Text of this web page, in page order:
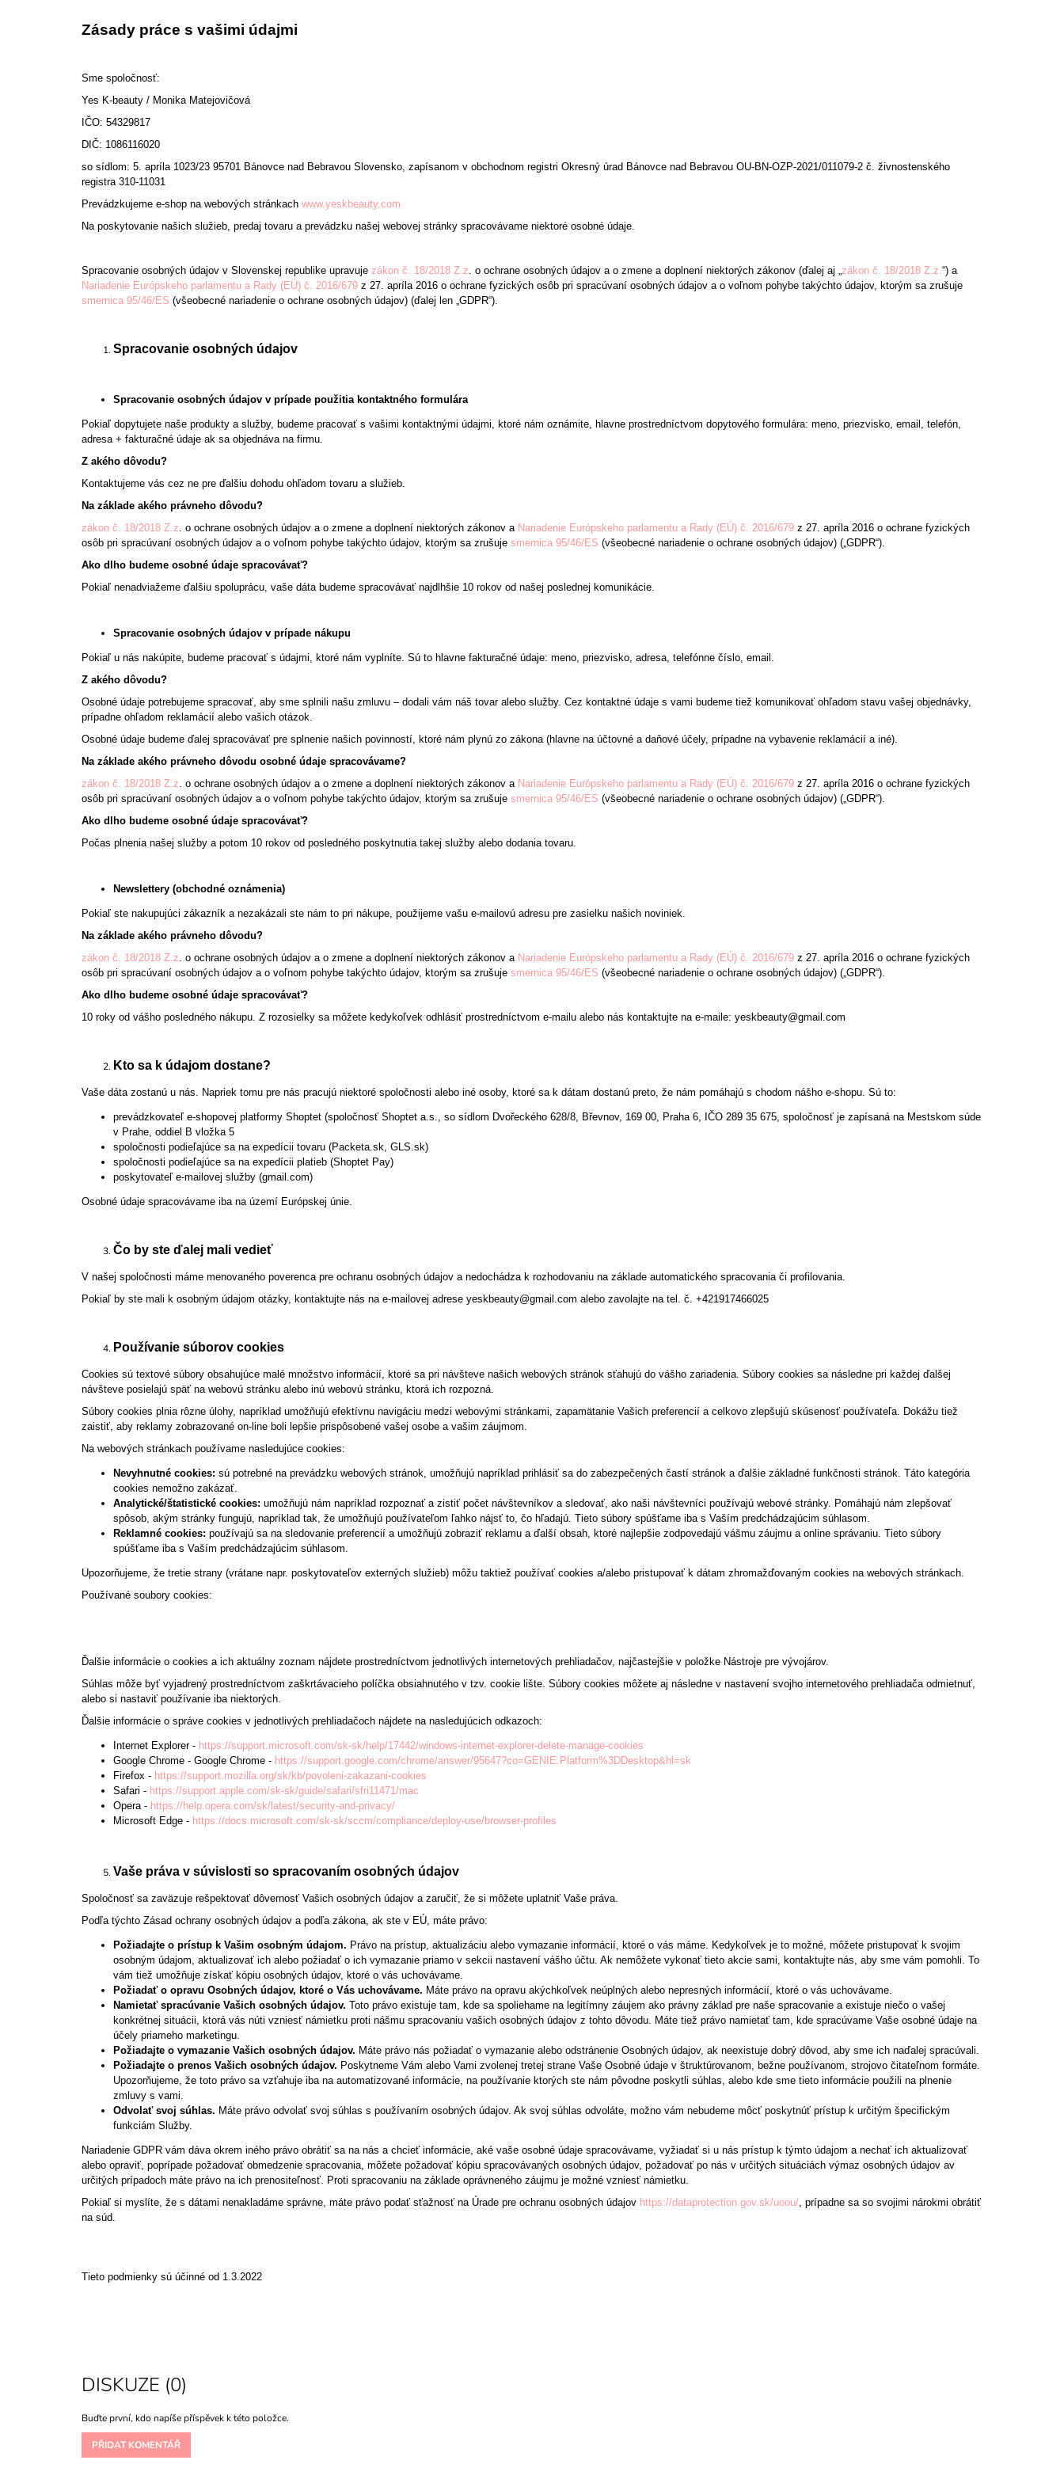
Zásady práce s vašimi údajmi
Sme spoločnosť:
Yes K-beauty / Monika Matejovičová
IČO: 54329817
DIČ: 1086116020
so sídlom: 5. apríla 1023/23 95701 Bánovce nad Bebravou Slovensko, zapísanom v obchodnom registri Okresný úrad Bánovce nad Bebravou OU-BN-OZP-2021/011079-2 č. živnostenského
registra 310-11031
Prevádzkujeme e-shop na webových stránkach www.yeskbeauty.com
Na poskytovanie našich služieb, predaj tovaru a prevádzku našej webovej stránky spracovávame niektoré osobné údaje.
Spracovanie osobných údajov v Slovenskej republike upravuje zákon č. 18/2018 Z.z . o ochrane osobných údajov a o zmene a doplnení niektorých zákonov (ďalej aj „ zákon č. 18/2018 Z.z. “) a
Nariadenie Európskeho parlamentu a Rady (EÚ) č. 2016/679 z 27. apríla 2016 o ochrane fyzických osôb pri spracúvaní osobných údajov a o voľnom pohybe takýchto údajov, ktorým sa zrušuje
smernica 95/46/ES (všeobecné nariadenie o ochrane osobných údajov) (ďalej len „GDPR“).
Spracovanie osobných údajov
Spracovanie osobných údajov v prípade použitia kontaktného formulára
Pokiaľ dopytujete naše produkty a služby, budeme pracovať s vašimi kontaktnými údajmi, ktoré nám oznámite, hlavne prostredníctvom dopytového formulára: meno, priezvisko, email, telefón,
adresa + fakturačné údaje ak sa objednáva na firmu.
Z akého dôvodu?
Kontaktujeme vás cez ne pre ďalšiu dohodu ohľadom tovaru a služieb.
Na základe akého právneho dôvodu?
zákon č. 18/2018 Z.z . o ochrane osobných údajov a o zmene a doplnení niektorých zákonov a Nariadenie Európskeho parlamentu a Rady (EÚ) č. 2016/679 z 27. apríla 2016 o ochrane fyzických
osôb pri spracúvaní osobných údajov a o voľnom pohybe takýchto údajov, ktorým sa zrušuje smernica 95/46/ES (všeobecné nariadenie o ochrane osobných údajov) („GDPR“).
Ako dlho budeme osobné údaje spracovávať?
Pokiaľ nenadviažeme ďalšiu spoluprácu, vaše dáta budeme spracovávať najdlhšie 10 rokov od našej poslednej komunikácie.
Spracovanie osobných údajov v prípade nákupu
Pokiaľ u nás nakúpite, budeme pracovať s údajmi, ktoré nám vyplníte. Sú to hlavne fakturačné údaje: meno, priezvisko, adresa, telefónne číslo, email.
Z akého dôvodu?
Osobné údaje potrebujeme spracovať, aby sme splnili našu zmluvu – dodali vám náš tovar alebo služby. Cez kontaktné údaje s vami budeme tiež komunikovať ohľadom stavu vašej objednávky,
prípadne ohľadom reklamácií alebo vašich otázok.
Osobné údaje budeme ďalej spracovávať pre splnenie našich povinností, ktoré nám plynú zo zákona (hlavne na účtovné a daňové účely, prípadne na vybavenie reklamácií a iné).
Na základe akého právneho dôvodu osobné údaje spracovávame?
zákon č. 18/2018 Z.z . o ochrane osobných údajov a o zmene a doplnení niektorých zákonov a Nariadenie Európskeho parlamentu a Rady (EÚ) č. 2016/679 z 27. apríla 2016 o ochrane fyzických
osôb pri spracúvaní osobných údajov a o voľnom pohybe takýchto údajov, ktorým sa zrušuje smernica 95/46/ES (všeobecné nariadenie o ochrane osobných údajov) („GDPR“).
Ako dlho budeme osobné údaje spracovávať?
Počas plnenia našej služby a potom 10 rokov od posledného poskytnutia takej služby alebo dodania tovaru.
Newslettery (obchodné oznámenia)
Pokiaľ ste nakupujúci zákazník a nezakázali ste nám to pri nákupe, použijeme vašu e-mailovú adresu pre zasielku našich noviniek.
Na základe akého právneho dôvodu?
zákon č. 18/2018 Z.z . o ochrane osobných údajov a o zmene a doplnení niektorých zákonov a Nariadenie Európskeho parlamentu a Rady (EÚ) č. 2016/679 z 27. apríla 2016 o ochrane fyzických
osôb pri spracúvaní osobných údajov a o voľnom pohybe takýchto údajov, ktorým sa zrušuje smernica 95/46/ES (všeobecné nariadenie o ochrane osobných údajov) („GDPR“).
Ako dlho budeme osobné údaje spracovávať?
10 roky od vášho posledného nákupu. Z rozosielky sa môžete kedykoľvek odhlásiť prostredníctvom e-mailu alebo nás kontaktujte na e-maile: yeskbeauty@gmail.com
Kto sa k údajom dostane?
Vaše dáta zostanú u nás. Napriek tomu pre nás pracujú niektoré spoločnosti alebo iné osoby, ktoré sa k dátam dostanú preto, že nám pomáhajú s chodom nášho e-shopu. Sú to:
prevádzkovateľ e-shopovej platformy Shoptet (spoločnosť Shoptet a.s., so sídlom Dvořeckého 628/8, Břevnov, 169 00, Praha 6, IČO 289 35 675, spoločnosť je zapísaná na Mestskom súde
v Prahe, oddiel B vložka 5
spoločnosti podieľajúce sa na expedícii tovaru (Packeta.sk, GLS.sk)
spoločnosti podieľajúce sa na expedícii platieb (Shoptet Pay)
poskytovateľ e-mailovej služby (gmail.com)
Osobné údaje spracovávame iba na území Európskej únie.
Čo by ste ďalej mali vedieť
V našej spoločnosti máme menovaného poverenca pre ochranu osobných údajov a nedochádza k rozhodovaniu na základe automatického spracovania či profilovania.
Pokiaľ by ste mali k osobným údajom otázky, kontaktujte nás na e-mailovej adrese yeskbeauty@gmail.com alebo zavolajte na tel. č. +421917466025
Používanie súborov cookies
Cookies sú textové súbory obsahujúce malé množstvo informácií, ktoré sa pri návšteve našich webových stránok sťahujú do vášho zariadenia. Súbory cookies sa následne pri každej ďalšej
návšteve posielajú späť na webovú stránku alebo inú webovú stránku, ktorá ich rozpozná.
Súbory cookies plnia rôzne úlohy, napríklad umožňujú efektívnu navigáciu medzi webovými stránkami, zapamätanie Vašich preferencií a celkovo zlepšujú skúsenosť používateľa. Dokážu tiež
zaistiť, aby reklamy zobrazované on-line boli lepšie prispôsobené vašej osobe a vašim záujmom.
Na webových stránkach používame nasledujúce cookies:
Nevyhnutné cookies: sú potrebné na prevádzku webových stránok, umožňujú napríklad prihlásiť sa do zabezpečených častí stránok a ďalšie základné funkčnosti stránok. Táto kategória
cookies nemožno zakázať.
Analytické/štatistické cookies: umožňujú nám napríklad rozpoznať a zistiť počet návštevníkov a sledovať, ako naši návštevníci používajú webové stránky. Pomáhajú nám zlepšovať
spôsob, akým stránky fungujú, napríklad tak, že umožňujú používateľom ľahko nájsť to, čo hľadajú. Tieto súbory spúšťame iba s Vaším predchádzajúcim súhlasom.
Reklamné cookies: používajú sa na sledovanie preferencií a umožňujú zobraziť reklamu a ďalší obsah, ktoré najlepšie zodpovedajú vášmu záujmu a online správaniu. Tieto súbory
spúšťame iba s Vaším predchádzajúcim súhlasom.
Upozorňujeme, že tretie strany (vrátane napr. poskytovateľov externých služieb) môžu taktiež používať cookies a/alebo pristupovať k dátam zhromažďovaným cookies na webových stránkach.
Používané soubory cookies:
Ďalšie informácie o cookies a ich aktuálny zoznam nájdete prostredníctvom jednotlivých internetových prehliadačov, najčastejšie v položke Nástroje pre vývojárov.
Súhlas môže byť vyjadrený prostredníctvom zaškrtávacieho políčka obsiahnutého v tzv. cookie lište. Súbory cookies môžete aj následne v nastavení svojho internetového prehliadača odmietnuť,
alebo si nastaviť používanie iba niektorých.
Ďalšie informácie o správe cookies v jednotlivých prehliadačoch nájdete na nasledujúcich odkazoch:
Internet Explorer - https://support.microsoft.com/sk-sk/help/17442/windows-internet-explorer-delete-manage-cookies
Google Chrome - Google Chrome - https://support.google.com/chrome/answer/95647?co=GENIE.Platform%3DDesktop&hl=sk
Firefox - https://support.mozilla.org/sk/kb/povoleni-zakazani-cookies
Safari - https://support.apple.com/sk-sk/guide/safari/sfri11471/mac
Opera - https://help.opera.com/sk/latest/security-and-privacy/
Microsoft Edge - https://docs.microsoft.com/sk-sk/sccm/compliance/deploy-use/browser-profiles
Vaše práva v súvislosti so spracovaním osobných údajov
Spoločnosť sa zaväzuje rešpektovať dôvernosť Vašich osobných údajov a zaručiť, že si môžete uplatniť Vaše práva.
Podľa týchto Zásad ochrany osobných údajov a podľa zákona, ak ste v EÚ, máte právo:
Požiadajte o prístup k Vašim osobným údajom. Právo na prístup, aktualizáciu alebo vymazanie informácií, ktoré o vás máme. Kedykoľvek je to možné, môžete pristupovať k svojim
osobným údajom, aktualizovať ich alebo požiadať o ich vymazanie priamo v sekcii nastavení vášho účtu. Ak nemôžete vykonať tieto akcie sami, kontaktujte nás, aby sme vám pomohli. To
vám tiež umožňuje získať kópiu osobných údajov, ktoré o vás uchovávame.
Požiadať o opravu Osobných údajov, ktoré o Vás uchovávame. Máte právo na opravu akýchkoľvek neúplných alebo nepresných informácií, ktoré o vás uchovávame.
Namietať spracúvanie Vašich osobných údajov. Toto právo existuje tam, kde sa spoliehame na legitímny záujem ako právny základ pre naše spracovanie a existuje niečo o vašej
konkrétnej situácii, ktorá vás núti vzniesť námietku proti nášmu spracovaniu vašich osobných údajov z tohto dôvodu. Máte tiež právo namietať tam, kde spracúvame Vaše osobné údaje na
účely priameho marketingu.
Požiadajte o vymazanie Vašich osobných údajov. Máte právo nás požiadať o vymazanie alebo odstránenie Osobných údajov, ak neexistuje dobrý dôvod, aby sme ich naďalej spracúvali.
Požiadajte o prenos Vašich osobných údajov. Poskytneme Vám alebo Vami zvolenej tretej strane Vaše Osobné údaje v štruktúrovanom, bežne používanom, strojovo čitateľnom formáte.
Upozorňujeme, že toto právo sa vzťahuje iba na automatizované informácie, na používanie ktorých ste nám pôvodne poskytli súhlas, alebo kde sme tieto informácie použili na plnenie
zmluvy s vami.
Odvolať svoj súhlas. Máte právo odvolať svoj súhlas s používaním osobných údajov. Ak svoj súhlas odvoláte, možno vám nebudeme môcť poskytnúť prístup k určitým špecifickým
funkciám Služby.
Nariadenie GDPR vám dáva okrem iného právo obrátiť sa na nás a chcieť informácie, aké vaše osobné údaje spracovávame, vyžiadať si u nás prístup k týmto údajom a nechať ich aktualizovať
alebo opraviť, poprípade požadovať obmedzenie spracovania, môžete požadovať kópiu spracovávaných osobných údajov, požadovať po nás v určitých situáciách výmaz osobných údajov av
určitých prípadoch máte právo na ich prenositeľnosť. Proti spracovaniu na základe oprávneného záujmu je možné vzniesť námietku.
Pokiaľ si myslíte, že s dátami nenakladáme správne, máte právo podať sťažnosť na Úrade pre ochranu osobných údajov https://dataprotection.gov.sk/uoou/ , prípadne sa so svojimi nárokmi obrátiť
na súd.
Tieto podmienky sú účinné od 1.3.2022
DISKUZE (0)
Buďte první, kdo napíše příspěvek k této položce.
PŘIDAT KOMENTÁŘ
409 Kč